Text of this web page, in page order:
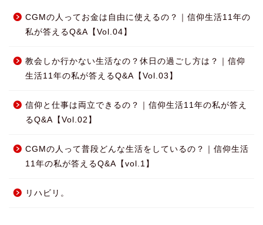
CGMの人ってお金は自由に使えるの？｜信仰生活11年の
私が答えるQ&A【Vol.04】
教会しか行かない生活なの？休日の過ごし方は？｜信仰
生活11年の私が答えるQ&A【Vol.03】
信仰と仕事は両立できるの？｜信仰生活11年の私が答え
るQ&A【Vol.02】
CGMの人って普段どんな生活をしているの？｜信仰生活
11年の私が答えるQ&A【vol.1】
リハビリ。